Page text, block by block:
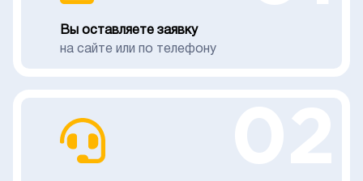
Вы оставляете заявку
на сайте или по телефону